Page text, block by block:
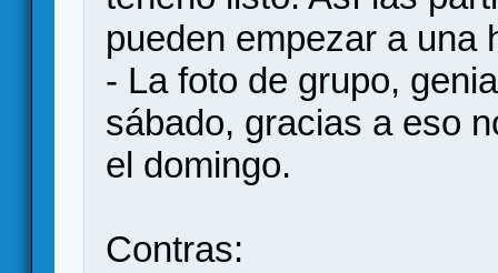
pueden empezar a una
- La foto de grupo,
sábado, gracias a eso
el domingo.
Contras: